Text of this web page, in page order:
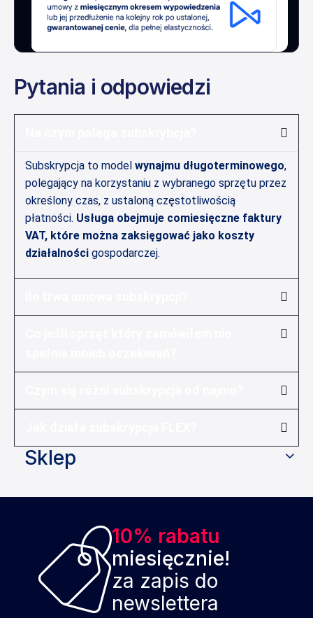
Pytania i odpowiedzi
Subskrypcja to model wynajmu długoterminowego,
polegający na korzystaniu z wybranego sprzętu przez
określony czas, z ustaloną częstotliwością
płatności. Usługa obejmuje comiesięczne faktury
VAT, które można zaksięgować jako koszty
działalności gospodarczej.
Sklep
10% rabatu
miesięcznie!
za zapis do
newslettera